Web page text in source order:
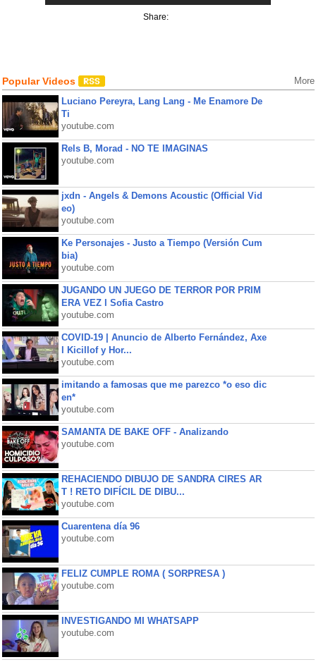
Share:
Popular Videos More
Luciano Pereyra, Lang Lang - Me Enamore De
Ti
youtube.com
Rels B, Morad - NO TE IMAGINAS
youtube.com
jxdn - Angels & Demons Acoustic (Official Vid
eo)
youtube.com
Ke Personajes - Justo a Tiempo (Versión Cum
bia)
youtube.com
JUGANDO UN JUEGO DE TERROR POR PRIM
ERA VEZ l Sofia Castro
youtube.com
COVID-19 | Anuncio de Alberto Fernández, Axe
l Kicillof y Hor...
youtube.com
imitando a famosas que me parezco *o eso dic
en*
youtube.com
SAMANTA DE BAKE OFF - Analizando
youtube.com
REHACIENDO DIBUJO DE SANDRA CIRES AR
T ! RETO DIFÍCIL DE DIBU...
youtube.com
Cuarentena día 96
youtube.com
FELIZ CUMPLE ROMA ( SORPRESA )
youtube.com
INVESTIGANDO MI WHATSAPP
youtube.com